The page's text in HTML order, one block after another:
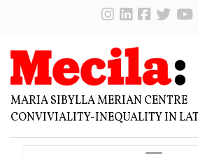
MARIA SIBYLLA MERIAN CENTRE
CONVIVIALITY-INEQUALITY IN